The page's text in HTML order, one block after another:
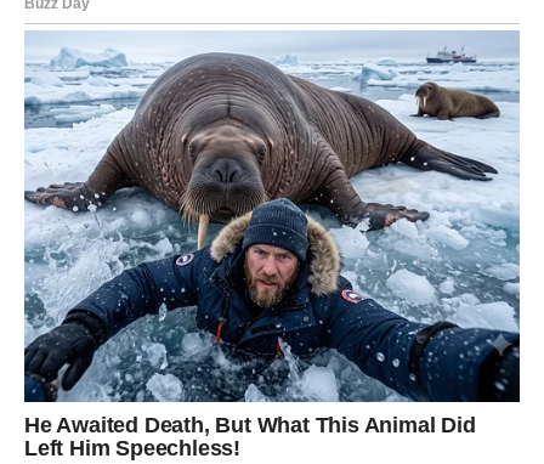
se nešto teško skida sa ramena. Spavate mirnije, dišete
dublje i prvi put posle dugo vremena osećate da ne
morate nikome ništa da dokazujete.
LAV – Sjaj, priznanja i radost
srca
Lavovi ovog vikenda ulaze u fazu u kojojponovo dolaze u
centar pažnje, ali na pravi način. Ne kroz dramu, već kroz
priznanje, toplinu i iskrene emocije. Sve ono što ste
davali drugima – snagu, podršku, veru – sada vam se
vraća.
Ljubav: